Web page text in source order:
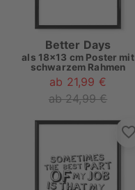
Better Days
als 18x13 cm Poster mit
schwarzem Rahmen
ab 21,99 €
ab 24,99 €